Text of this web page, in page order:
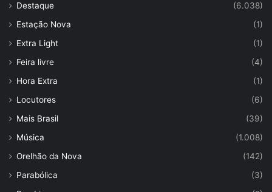
Destaque
(6.038)
Estação Nova
(1)
Extra Light
(1)
Feira livre
(4)
Hora Extra
(1)
Locutores
(6)
Mais Brasil
(39)
Música
(1.008)
Orelhão da Nova
(142)
Parabólica
(3)